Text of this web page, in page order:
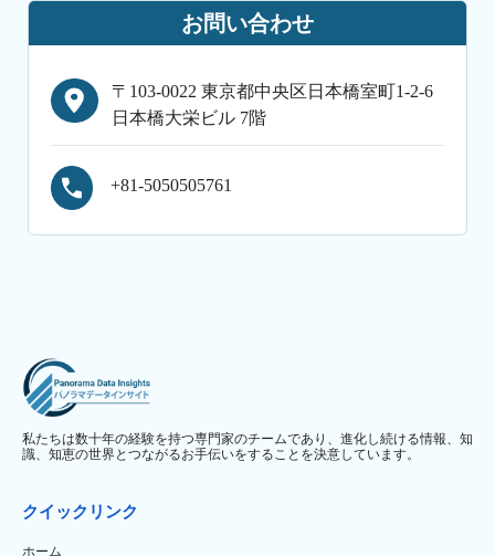
お問い合わせ
〒103-0022 東京都中央区日本橋室町1-2-6
日本橋大栄ビル 7階
+81-5050505761
私たちは数十年の経験を持つ専門家のチームであり、進化し続ける情報、知
識、知恵の世界とつながるお手伝いをすることを決意しています。
クイックリンク
ホーム